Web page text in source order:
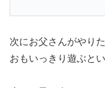
次にお父さんがやり
おもいっきり遊ぶと